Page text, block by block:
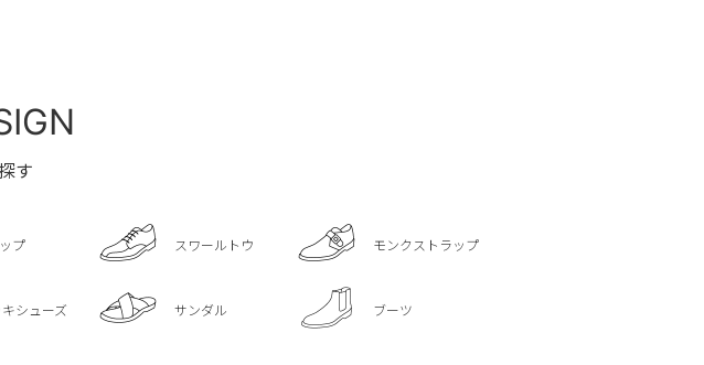
す
プ スワールトウ モンクストラップ
シューズ サンダル ブーツ